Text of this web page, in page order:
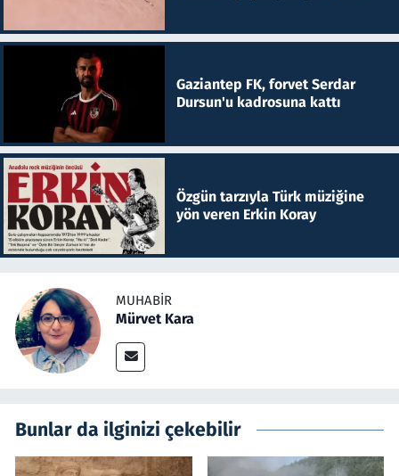
Gaziantep FK, forvet Serdar
Dursun'u kadrosuna kattı
Özgün tarzıyla Türk müziğine
yön veren Erkin Koray
MUHABIR
Mürvet Kara
Bunlar da ilginizi çekebilir